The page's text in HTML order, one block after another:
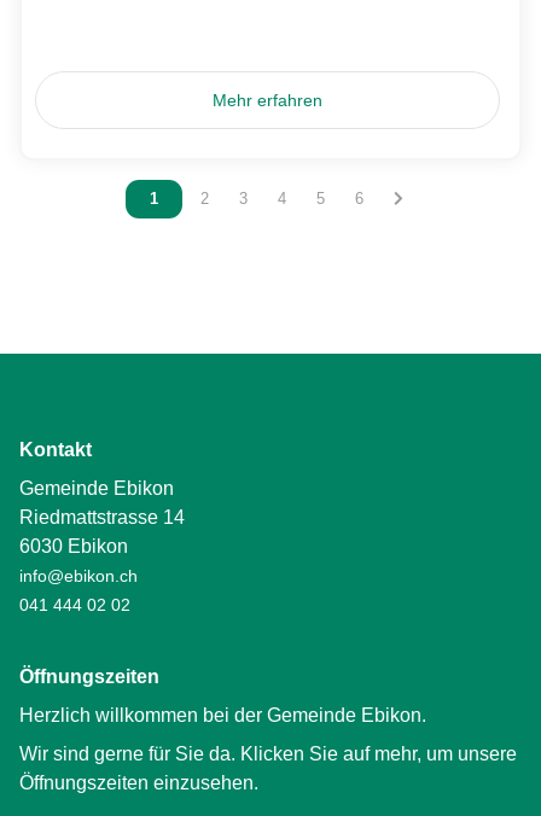
Mehr erfahren
Vous êtes sur la page
1 Vous êtes sur la page
2 Vous êtes sur la page
3 Vous êtes sur la page
4 Vous êtes sur la page
5 Vous êtes sur la page
6
Kontakt
Gemeinde Ebikon
Riedmattstrasse 14
6030 Ebikon
info@ebikon.ch
041 444 02 02
Öffnungszeiten
Herzlich willkommen bei der Gemeinde Ebikon.
Wir sind gerne für Sie da. Klicken Sie auf mehr, um unsere
Öffnungszeiten einzusehen.